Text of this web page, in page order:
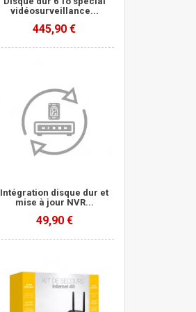
vidéosurveillance...
445,90 €
Intégration disque dur et
mise à jour NVR...
49,90 €